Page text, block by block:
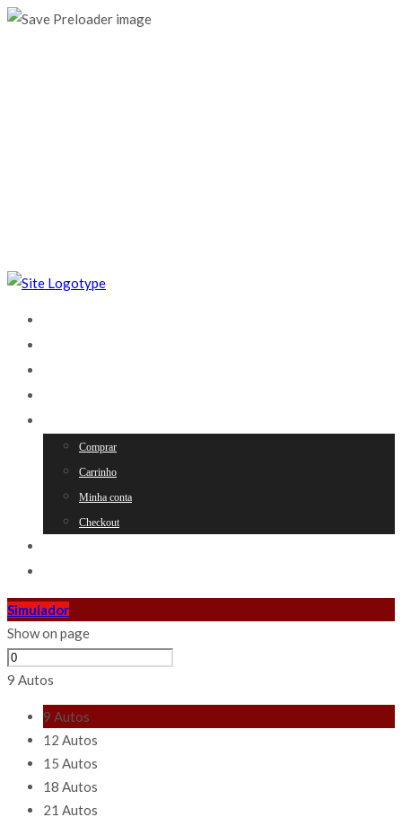
Comprar
Carrinho
Minha conta
Checkout
Simulador
Show on page
9 Autos
9 Autos
12 Autos
15 Autos
18 Autos
21 Autos